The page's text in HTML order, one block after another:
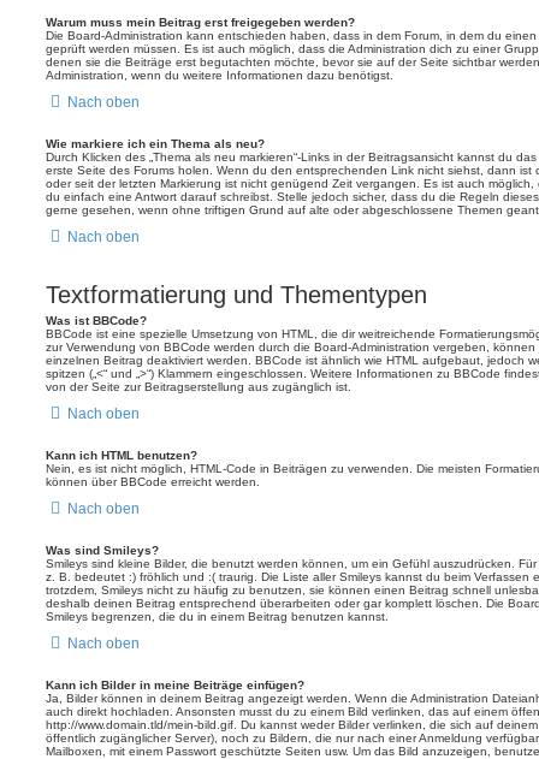
Warum muss mein Beitrag erst freigegeben werden?
Die Board-Administration kann entschieden haben, dass in dem Forum, in dem du
geprüft werden müssen. Es ist auch möglich, dass die Administration dich zu einer
denen sie die Beiträge erst begutachten möchte, bevor sie auf der Seite sichtbar
Administration, wenn du weitere Informationen dazu benötigst.
Nach oben
Wie markiere ich ein Thema als neu?
Durch Klicken des „Thema als neu markieren“-Links in der Beitragsansicht kannst du
erste Seite des Forums holen. Wenn du den entsprechenden Link nicht siehst, dann ist
oder seit der letzten Markierung ist nicht genügend Zeit vergangen. Es ist auch
du einfach eine Antwort darauf schreibst. Stelle jedoch sicher, dass du die Regeln
gerne gesehen, wenn ohne triftigen Grund auf alte oder abgeschlossene Themen
Nach oben
Textformatierung und Thementypen
Was ist BBCode?
BBCode ist eine spezielle Umsetzung von HTML, die dir weitreichende
zur Verwendung von BBCode werden durch die Board-Administration vergeben,
einzelnen Beitrag deaktiviert werden. BBCode ist ähnlich wie HTML aufgebaut, jedoch
spitzen („<“ und „>“) Klammern eingeschlossen. Weitere Informationen zu BBCode
von der Seite zur Beitragserstellung aus zugänglich ist.
Nach oben
Kann ich HTML benutzen?
Nein, es ist nicht möglich, HTML-Code in Beiträgen zu verwenden. Die meisten
können über BBCode erreicht werden.
Nach oben
Was sind Smileys?
Smileys sind kleine Bilder, die benutzt werden können, um ein Gefühl auszudrücken.
z. B. bedeutet :) fröhlich und :( traurig. Die Liste aller Smileys kannst du beim Verfassen
trotzdem, Smileys nicht zu häufig zu benutzen, sie können einen Beitrag schnell
deshalb deinen Beitrag entsprechend überarbeiten oder gar komplett löschen. Die
Smileys begrenzen, die du in einem Beitrag benutzen kannst.
Nach oben
Kann ich Bilder in meine Beiträge einfügen?
Ja, Bilder können in deinem Beitrag angezeigt werden. Wenn die Administration
auch direkt hochladen. Ansonsten musst du zu einem Bild verlinken, das auf einem
http://www.domain.tld/mein-bild.gif. Du kannst weder Bilder verlinken, die sich auf
öffentlich zugänglicher Server), noch zu Bildern, die nur nach einer Anmeldung
Mailboxen, mit einem Passwort geschützte Seiten usw. Um das Bild anzuzeigen,